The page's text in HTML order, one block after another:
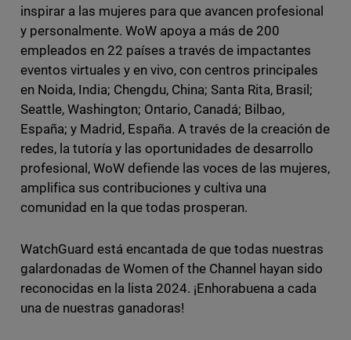
inspirar a las mujeres para que avancen profesional
y personalmente. WoW apoya a más de 200
empleados en 22 países a través de impactantes
eventos virtuales y en vivo, con centros principales
en Noida, India; Chengdu, China; Santa Rita, Brasil;
Seattle, Washington; Ontario, Canadá; Bilbao,
España; y Madrid, España. A través de la creación de
redes, la tutoría y las oportunidades de desarrollo
profesional, WoW defiende las voces de las mujeres,
amplifica sus contribuciones y cultiva una
comunidad en la que todas prosperan.
WatchGuard está encantada de que todas nuestras
galardonadas de Women of the Channel hayan sido
reconocidas en la lista 2024. ¡Enhorabuena a cada
una de nuestras ganadoras!